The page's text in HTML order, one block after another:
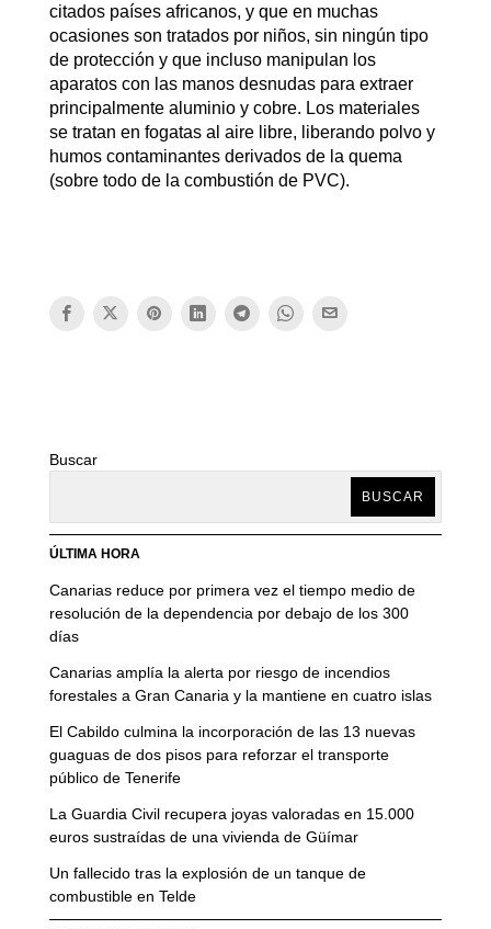
citados países africanos, y que en muchas
ocasiones son tratados por niños, sin ningún tipo
de protección y que incluso manipulan los
aparatos con las manos desnudas para extraer
principalmente aluminio y cobre. Los materiales
se tratan en fogatas al aire libre, liberando polvo y
humos contaminantes derivados de la quema
(sobre todo de la combustión de PVC).
Buscar
BUSCAR
ÚLTIMA HORA
Canarias reduce por primera vez el tiempo medio de
resolución de la dependencia por debajo de los 300
días
Canarias amplía la alerta por riesgo de incendios
forestales a Gran Canaria y la mantiene en cuatro islas
El Cabildo culmina la incorporación de las 13 nuevas
guaguas de dos pisos para reforzar el transporte
público de Tenerife
La Guardia Civil recupera joyas valoradas en 15.000
euros sustraídas de una vivienda de Güímar
Un fallecido tras la explosión de un tanque de
combustible en Telde